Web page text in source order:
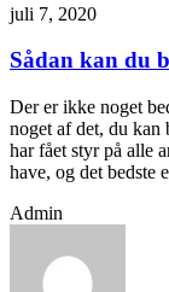
juli 7, 2020
Sådan kan du
Der er ikke noget
noget af det, du kan
har fået styr på alle
have, og det
Admin